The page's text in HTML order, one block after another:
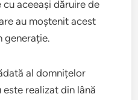
aceeași dăruire de
au moștenit acest
generație.
al domnițelor
realizat din lână